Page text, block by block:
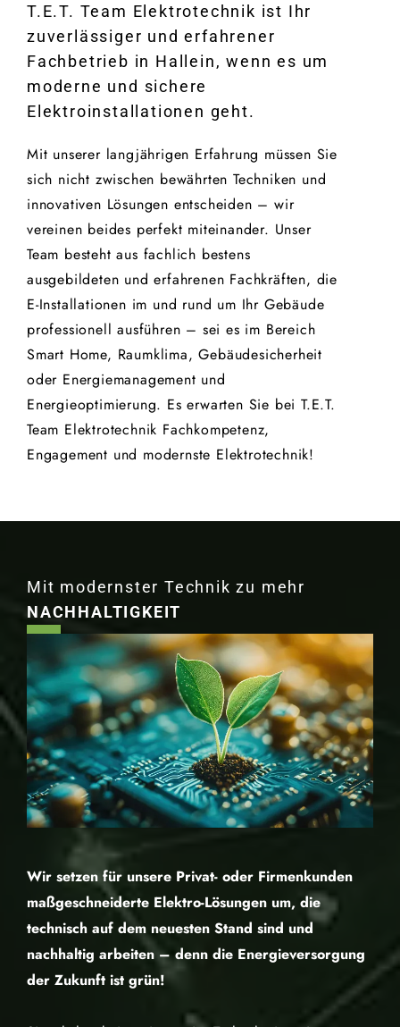
T.E.T. Team Elektrotechnik ist Ihr
zuverlässiger und erfahrener
Fachbetrieb in Hallein, wenn es um
moderne und sichere
Elektroinstallationen geht.
Mit unserer langjährigen Erfahrung müssen Sie
sich nicht zwischen bewährten Techniken und
innovativen Lösungen entscheiden – wir
vereinen beides perfekt miteinander. Unser
Team besteht aus fachlich bestens
ausgebildeten und erfahrenen Fachkräften, die
E-Installationen im und rund um Ihr Gebäude
professionell ausführen – sei es im Bereich
Smart Home, Raumklima, Gebäudesicherheit
oder Energiemanagement und
Energieoptimierung. Es erwarten Sie bei T.E.T.
Team Elektrotechnik Fachkompetenz,
Engagement und modernste Elektrotechnik!
Mit modernster Technik zu mehr
NACHHALTIGKEIT
Wir setzen für unsere Privat- oder Firmenkunden
maßgeschneiderte Elektro-Lösungen um, die
technisch auf dem neuesten Stand sind und
nachhaltig arbeiten – denn die Energieversorgung
der Zukunft ist grün!